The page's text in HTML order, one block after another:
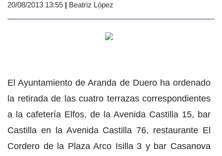
20/08/2013 13:55 | Beatriz López
El Ayuntamiento de Aranda de Duero ha ordenado
la retirada de las cuatro terrazas correspondientes
a la cafetería Elfos, de la Avenida Castilla 15, bar
Castilla en la Avenida Castilla 76, restaurante El
Cordero de la Plaza Arco Isilla 3 y bar Casanova